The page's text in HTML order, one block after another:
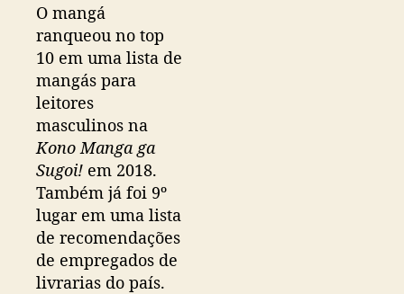
O mangá
ranqueou no top
10 em uma lista de
mangás para
leitores
masculinos na
Kono Manga ga
Sugoi! em 2018.
Também já foi 9º
lugar em uma lista
de recomendações
de empregados de
livrarias do país.